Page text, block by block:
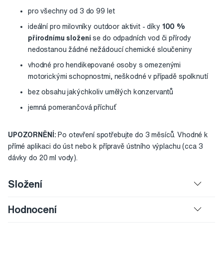
pro všechny od 3 do 99 let
ideální pro milovníky outdoor aktivit - díky 100 %
přírodnímu složení se do odpadních vod či přírody
nedostanou žádné nežádoucí chemické sloučeniny
vhodné pro hendikepované osoby s omezenými
motorickými schopnostmi, neškodné v případě spolknutí
bez obsahu jakýchkoliv umělých konzervantů
jemná pomerančová příchuť
UPOZORNĚNÍ: Po otevření spotřebujte do 3 měsíců. Vhodné k
přímé aplikaci do úst nebo k přípravě ústního výplachu (cca 3
dávky do 20 ml vody).
Složení
Hodnocení